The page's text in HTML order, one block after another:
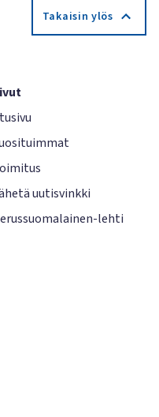
Takaisin ylös
uutisvinkki
lehti